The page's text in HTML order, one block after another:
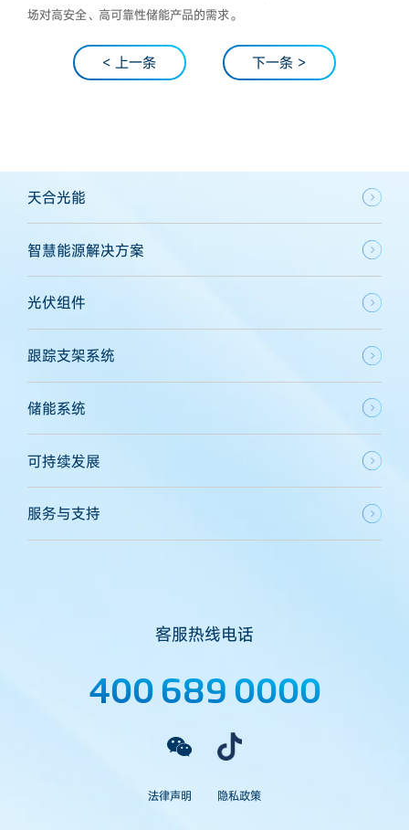
场对高安全、高可靠性储能产品的需求。
< 上一条 下一条 >
天合光能
智慧能源解决方案
光伏组件
跟踪支架系统
储能系统
可持续发展
服务与支持
客服热线电话
400 689 0000
法律声明 隐私政策